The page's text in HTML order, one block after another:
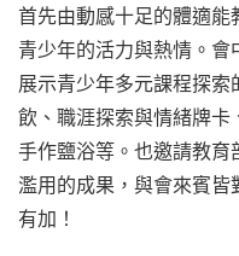
首先由動感十足的體適
青少年的活力與熱情。會
展示青少年多元課程探
飲、職涯探索與情緒牌卡
手作鹽浴等。也邀請教
濫用的成果，與會來賓
有加！